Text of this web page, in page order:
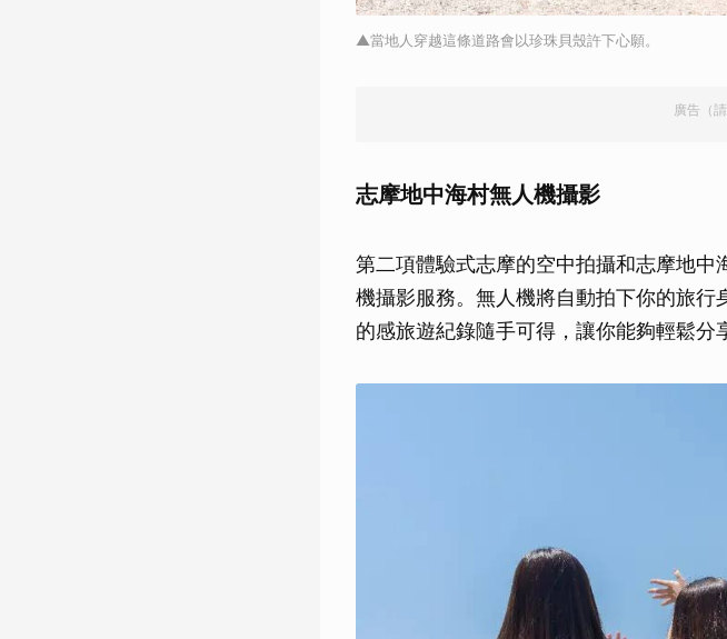
▲當地人穿越這條道路會以珍珠貝殼許下心願。
廣告（
志摩地中海村無人機攝影
第二項體驗式志摩的空中拍攝和志摩地中
機攝影服務。無人機將自動拍下你的旅
的感旅遊紀錄隨手可得，讓你能夠輕鬆分